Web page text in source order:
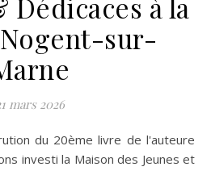
Dédicaces à la
sur-
mars 2026
investi la Maison des Jeunes et